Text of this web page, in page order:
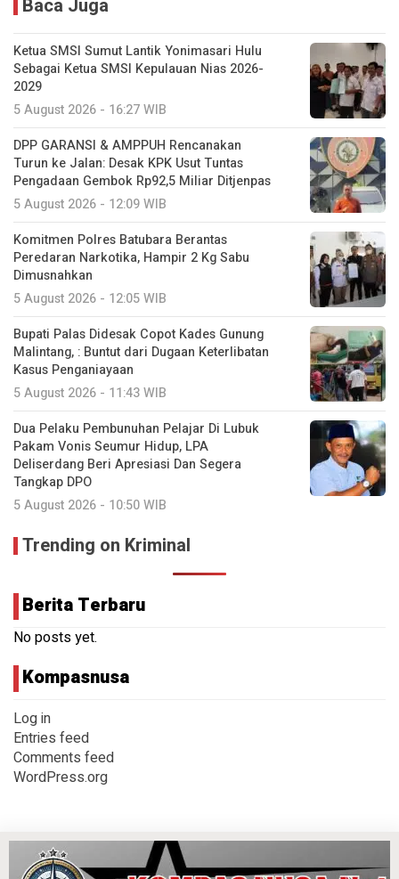
Baca Juga
Ketua SMSI Sumut Lantik Yonimasari Hulu
Sebagai Ketua SMSI Kepulauan Nias 2026-
2029
5 August 2026 - 16:27 WIB
DPP GARANSI & AMPPUH Rencanakan
Turun ke Jalan: Desak KPK Usut Tuntas
Pengadaan Gembok Rp92,5 Miliar Ditjenpas
5 August 2026 - 12:09 WIB
Komitmen Polres Batubara Berantas
Peredaran Narkotika, Hampir 2 Kg Sabu
Dimusnahkan
5 August 2026 - 12:05 WIB
Bupati Palas Didesak Copot Kades Gunung
Malintang, : Buntut dari Dugaan Keterlibatan
Kasus Penganiayaan
5 August 2026 - 11:43 WIB
Dua Pelaku Pembunuhan Pelajar Di Lubuk
Pakam Vonis Seumur Hidup, LPA
Deliserdang Beri Apresiasi Dan Segera
Tangkap DPO
5 August 2026 - 10:50 WIB
Trending on Kriminal
Berita Terbaru
No posts yet.
Kompasnusa
Log in
Entries feed
Comments feed
WordPress.org